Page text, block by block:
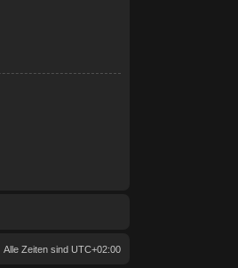
Alle Zeiten sind UTC+02:00